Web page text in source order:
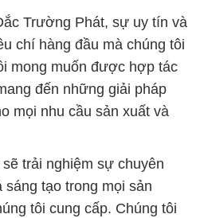
mọi nhu cầu sản xuất và
trải nghiệm sự chuyên
sáng tạo trong mọi sản
tôi cung cấp. Chúng tôi
triển và hoàn thiện để
hàng trên con đường
chất hóa chất Xút Vảy \